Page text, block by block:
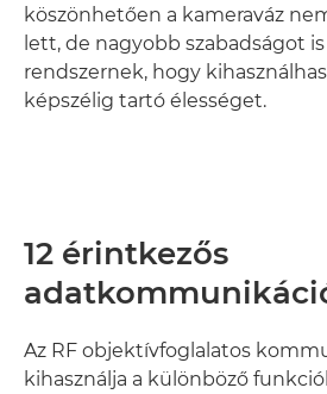
köszönhetően a kameraváz
lett, de nagyobb szabadságot
rendszernek, hogy
képszélig tartó élességet.
12 érintkezős
Az RF objektívfoglalatos
kihasználja a különböző